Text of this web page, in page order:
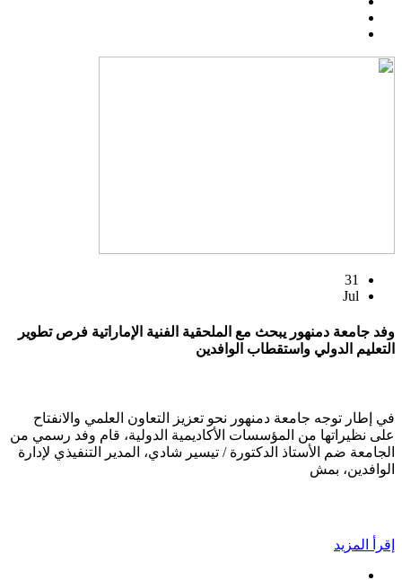
31
Jul
وفد جامعة دمنهور يبحث مع الملحقية الفنية الإماراتية فرص تطوير
التعليم الدولي واستقطاب الوافدين
في إطار توجه جامعة دمنهور نحو تعزيز التعاون العلمي والانفتاح
على نظيراتها من المؤسسات الأكاديمية الدولية، قام وفد رسمي من
الجامعة ضم الأستاذ الدكتورة / تيسير شادي، المدير التنفيذي لإدارة
الوافدين، بمش
إقرأ المزيد